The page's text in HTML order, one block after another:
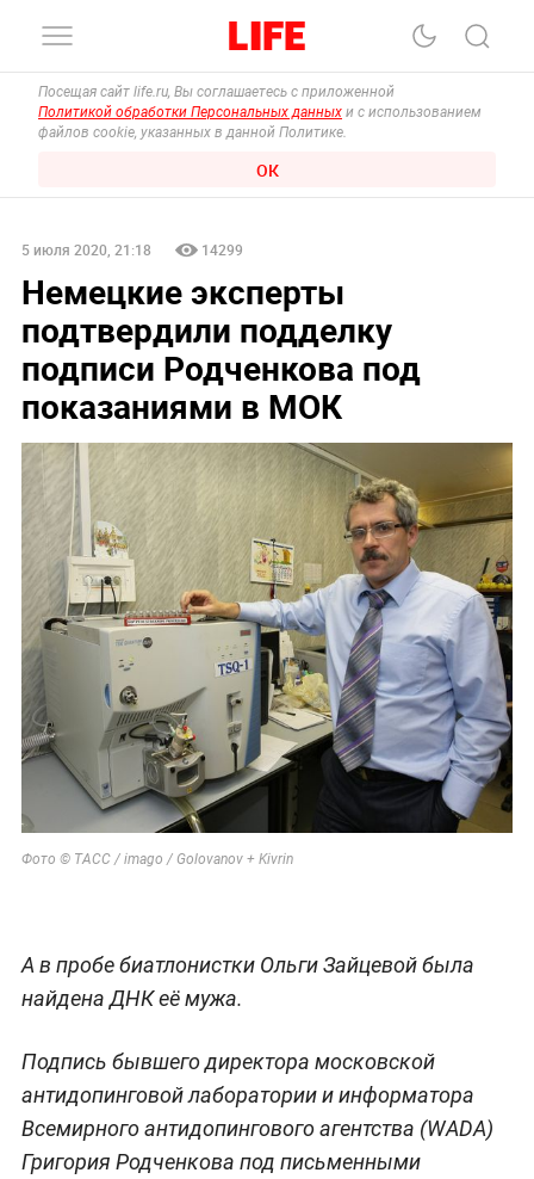
Посещая сайт life.ru, Вы соглашаетесь с приложенной
Политикой обработки Персональных данных и с использованием
файлов cookie, указанных в данной Политике.
ОК
5 июля 2020, 21:18 14299
Немецкие эксперты
подтвердили подделку
подписи Родченкова под
показаниями в МОК
Фото © ТАСС / imago / Golovanov + Kivrin
А в пробе биатлонистки Ольги Зайцевой была
найдена ДНК её мужа.
Подпись бывшего директора московской
антидопинговой лаборатории и информатора
Всемирного антидопингового агентства (WADA)
Григория Родченкова под письменными